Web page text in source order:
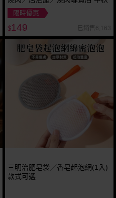
限時優惠
$149 已銷售6,163
三明治肥皂袋／香皂起泡網(1入)
款式可選